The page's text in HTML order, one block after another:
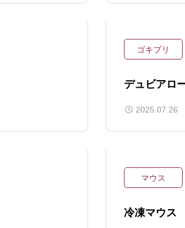
ゴキブリ
デュビアロ
2025.07.26
マウス
冷凍マウス